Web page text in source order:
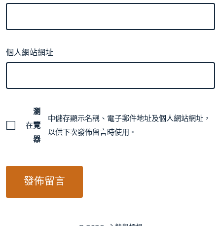
個人網站網址
在
瀏
覽
器
中儲存顯示名稱、電子郵件地址及個人網站網址，
以供下次發佈留言時使用。